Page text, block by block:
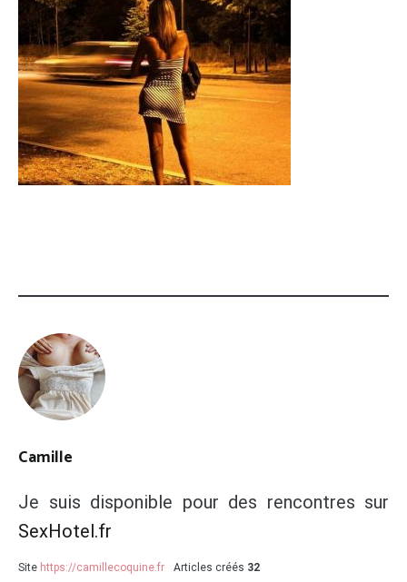
Camille
Je suis disponible pour des rencontres sur
SexHotel.fr
Site https://camillecoquine.fr Articles créés 32